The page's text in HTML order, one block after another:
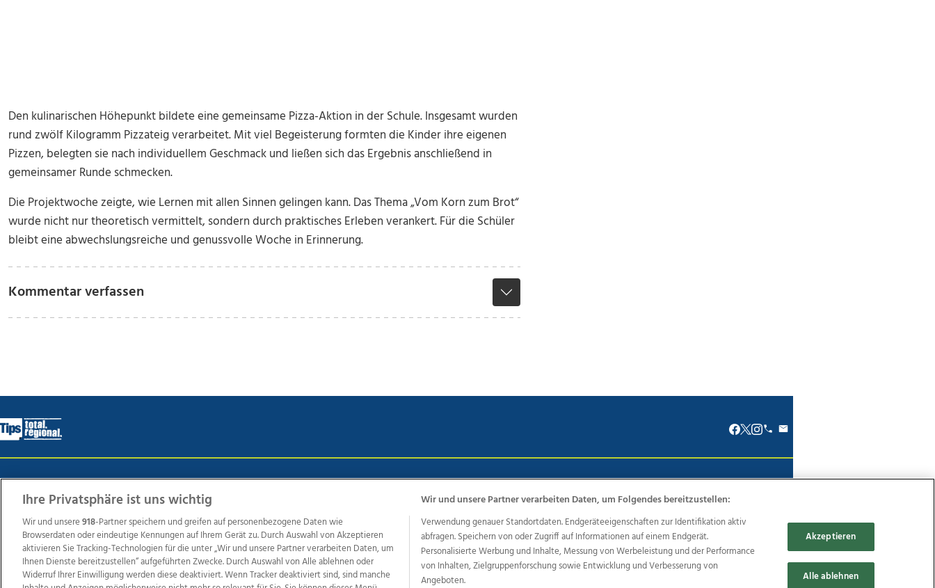
Den kulinarischen Höhepunkt bildete eine gemeinsame Pizza-Aktion in der Schule. Insgesamt wurden
rund zwölf Kilogramm Pizzateig verarbeitet. Mit viel Begeisterung formten die Kinder ihre eigenen
Pizzen, belegten sie nach individuellem Geschmack und ließen sich das Ergebnis anschließend in
gemeinsamer Runde schmecken.
Die Projektwoche zeigte, wie Lernen mit allen Sinnen gelingen kann. Das Thema „Vom Korn zum Brot“
wurde nicht nur theoretisch vermittelt, sondern durch praktisches Erleben verankert. Für die Schüler
bleibt eine abwechslungsreiche und genussvolle Woche in Erinnerung.
Kommentar verfassen
Weitere Angebote des Medienhauses Wimmer
TV1 di-mog-i.at OÖNow Ischler Woche Life Radio OÖNachrichten OÖN Immobilien OÖN Karriere OÖN Reise
Promenaden Galerien
Regionaljobs
wasistlos.at wirtrauern.at
Ihre Privatsphäre ist uns wichtig
Wir und unsere918-Partner speichern und greifen auf personenbezogene Daten wie
Browserdaten oder eindeutige Kennungen auf Ihrem Gerät zu. Durch Auswahl von Akzeptieren
aktivieren Sie Tracking-Technologien für die unter „Wir und unsere Partner verarbeiten Daten, um
Ihnen Dienste bereitzustellen“ aufgeführten Zwecke. Durch Auswahl von Alle ablehnen oder
Widerruf Ihrer Einwilligung werden diese deaktiviert. Wenn Tracker deaktiviert sind, sind manche
Wir und unsere Partner verarbeiten Daten, um Folgendes bereitzustellen:
Verwendung genauer Standortdaten. Endgeräteeigenschaften zur Identifikation aktiv
abfragen. Speichern von oder Zugriff auf Informationen auf einem Endgerät.
Personalisierte Werbung und Inhalte, Messung von Werbeleistung und der Performance
von Inhalten, Zielgruppenforschung sowie Entwicklung und Verbesserung von
Angeboten.
Akzeptieren
Alle ablehnen